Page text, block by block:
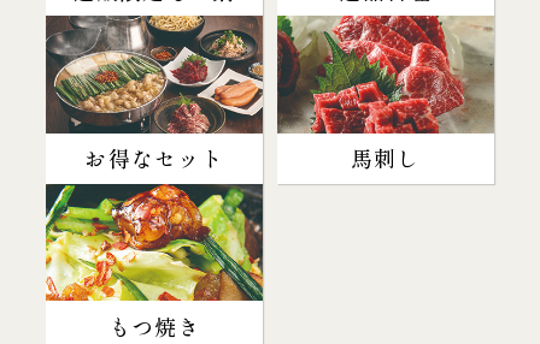
お得なセット 馬刺し
もつ焼き